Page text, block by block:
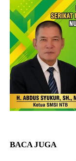
BACA JUGA